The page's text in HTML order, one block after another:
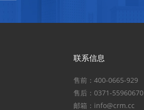
联系信息
售前：400-0665-929
售后：0371-55960670
邮箱：info@crm.cc